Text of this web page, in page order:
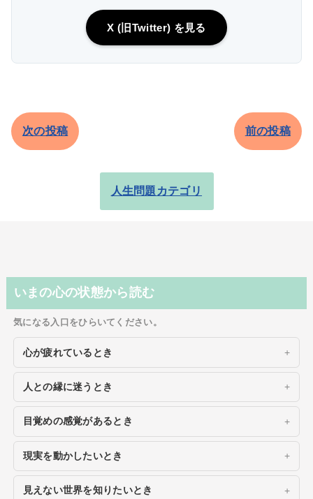
X (旧Twitter) を見る
次の投稿 前の投稿
人生問題カテゴリ
いまの心の状態から読む
気になる入口をひらいてください。
心が疲れているとき
人との縁に迷うとき
目覚めの感覚があるとき
現実を動かしたいとき
見えない世界を知りたいとき